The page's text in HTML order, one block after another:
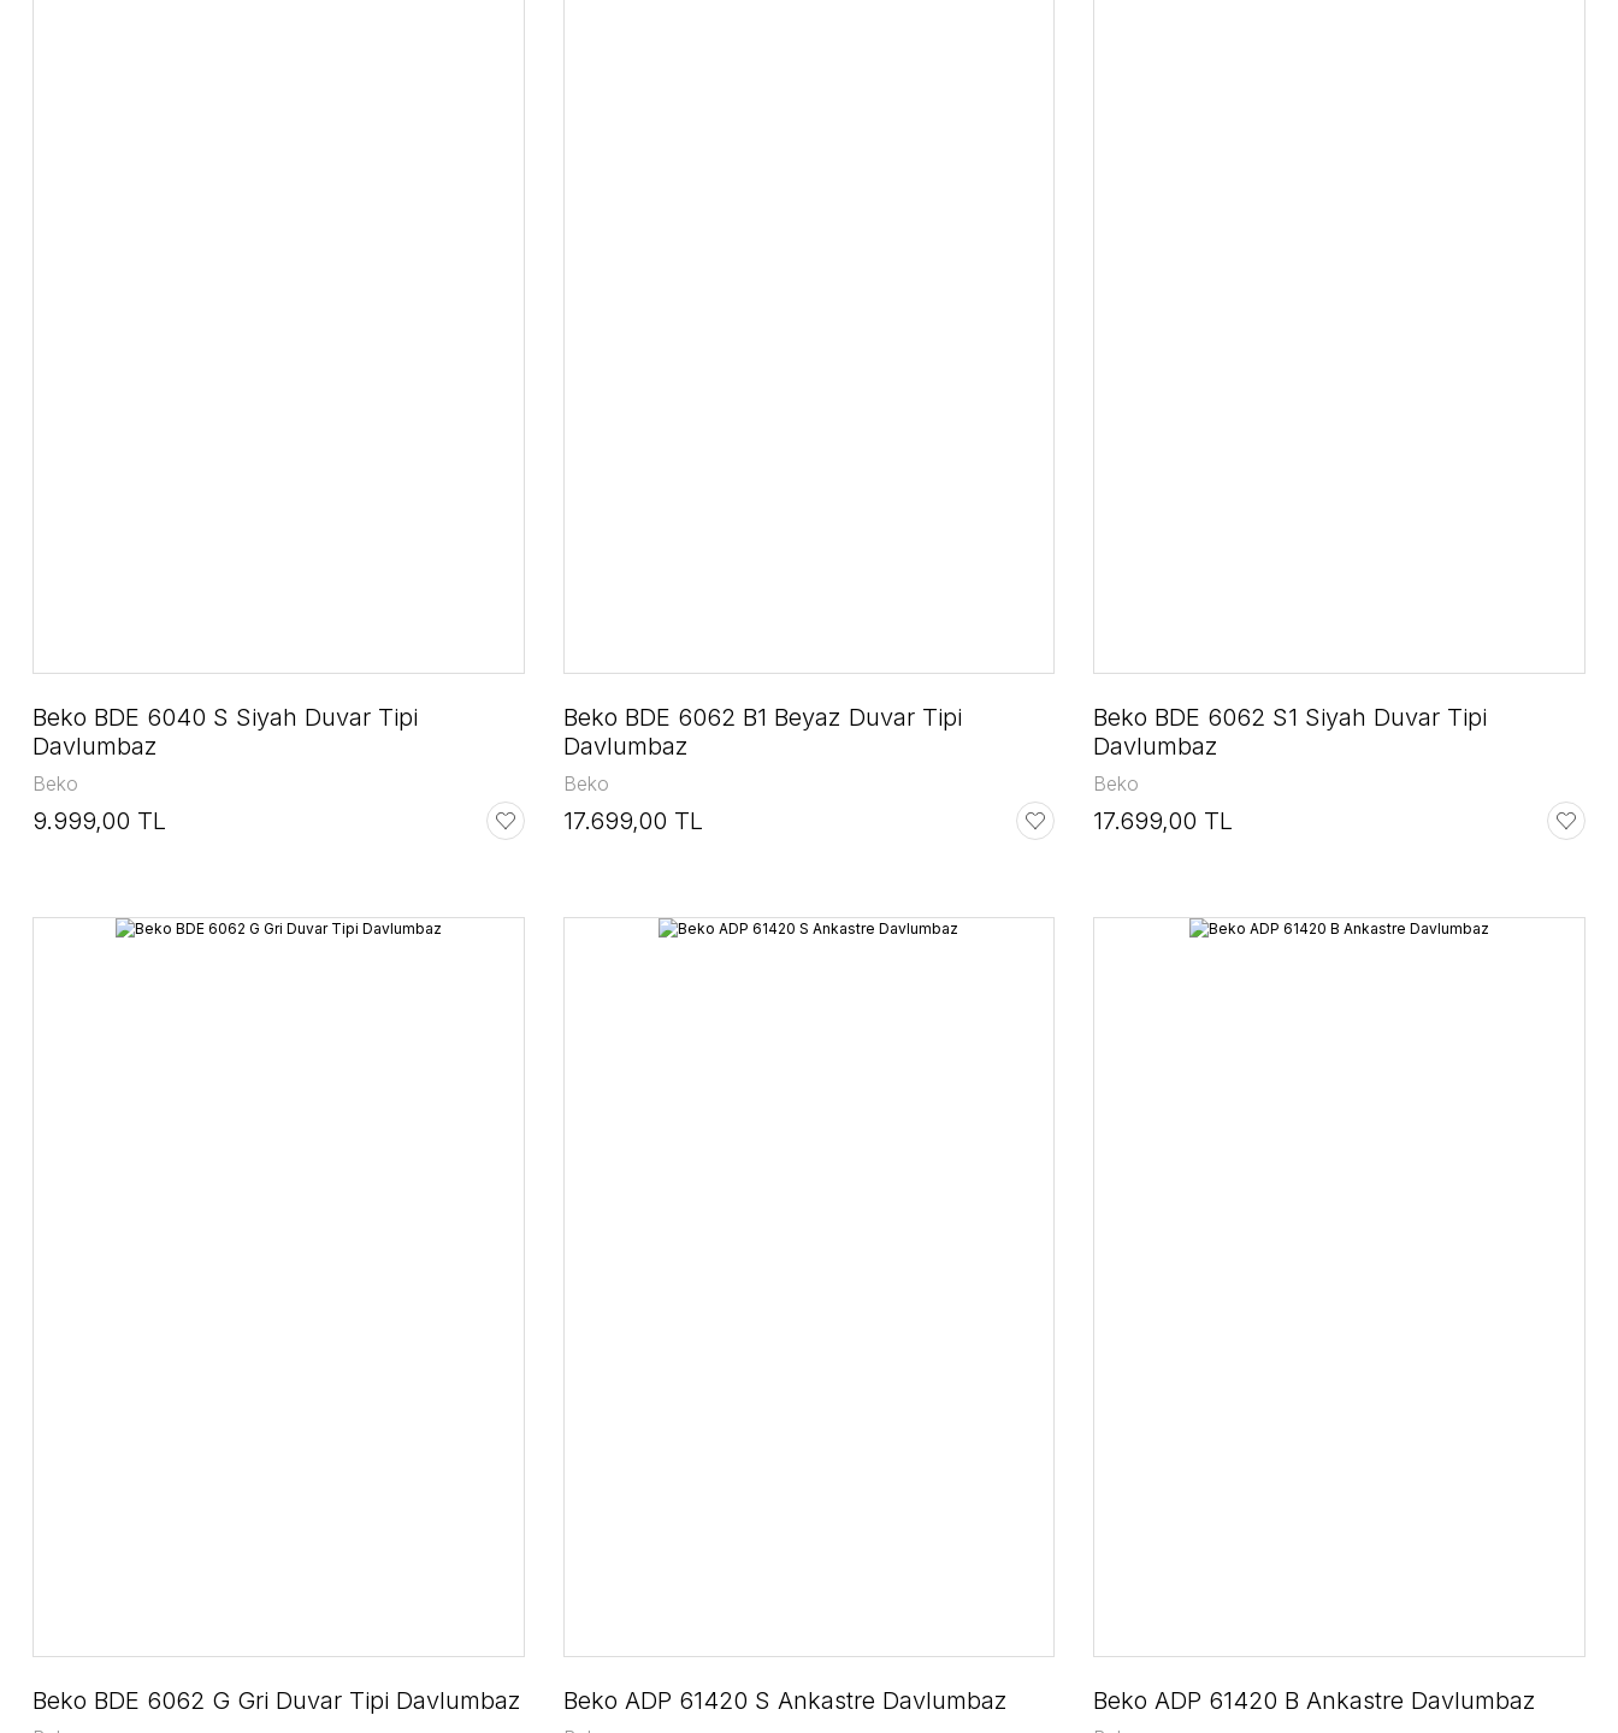
Beko BDE 6040 S Siyah Duvar Tipi
Davlumbaz
Beko
9.999,00 TL
Beko BDE 6062 B1 Beyaz Duvar Tipi
Davlumbaz
Beko
17.699,00 TL
Beko BDE 6062 S1 Siyah Duvar Tipi
Davlumbaz
Beko
17.699,00 TL
Beko BDE 6062 G Gri Duvar Tipi Davlumbaz Beko ADP 61420 S Ankastre Davlumbaz Beko ADP 61420 B Ankastre Davlumbaz